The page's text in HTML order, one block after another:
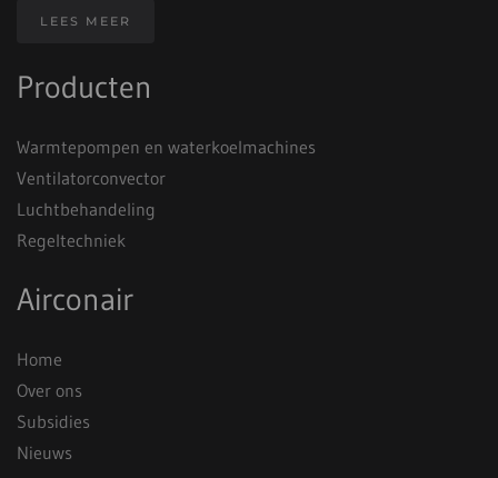
LEES MEER
Producten
Warmtepompen en waterkoelmachines
Ventilatorconvector
Luchtbehandeling
Regeltechniek
Airconair
Home
Over ons
Subsidies
Nieuws